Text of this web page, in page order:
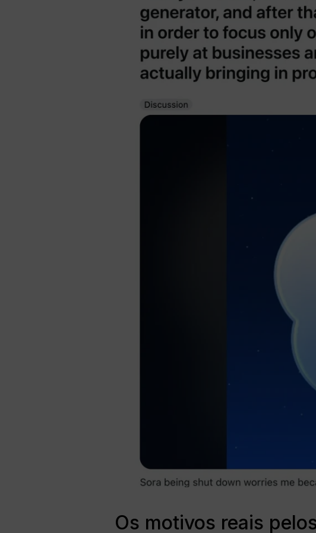
Os motivos reais